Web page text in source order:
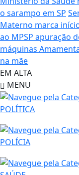
o sarampo em SP
Materno marca
ao MPSP apuração
máquinas
na mãe
EM ALTA
MENU
POLÍTICA
POLÍCIA